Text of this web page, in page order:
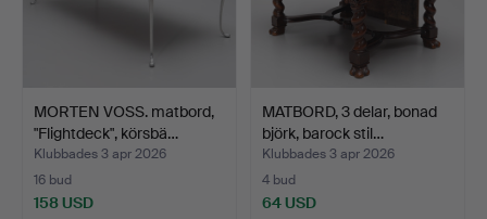
MORTEN VOSS. matbord,
"Flightdeck", körsbä…
Klubbades 3 apr 2026
16 bud
158 USD
MATBORD, 3 delar, bonad
björk, barock stil…
Klubbades 3 apr 2026
4 bud
64 USD